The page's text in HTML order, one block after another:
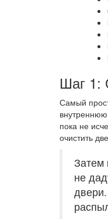
Шаг 1:
Самый
внутреннюю
пока не
очистить
Затем
не